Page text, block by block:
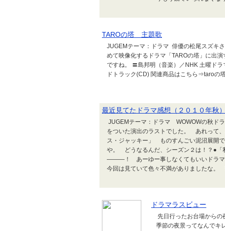
TAROの塔 主題歌
JUGEMテーマ：ドラマ 俳優の松尾スズキ
めて映像化するドラマ「TAROの塔」に出
ですね。 〓島邦明（音楽）／NHK 土曜ド
ドトラック(CD) 関連商品はこちら⇒taroの
最近見てたドラマ感想（２０１０年秋）
JUGEMテーマ：ドラマ WOWOWの秋ド
をついた演出のラストでした。 あれって
ス・ジャッキー」 ものすんごい泥沼展開
や。 どうなるんだ、シーズン２は！？●
―――！ あーゆー事しなくてもいいドラマ
今回は見ていて色々不満がありましたな。
ドラマラスビュー
先日行ったお台場から
季節の夜景ってなんでキ